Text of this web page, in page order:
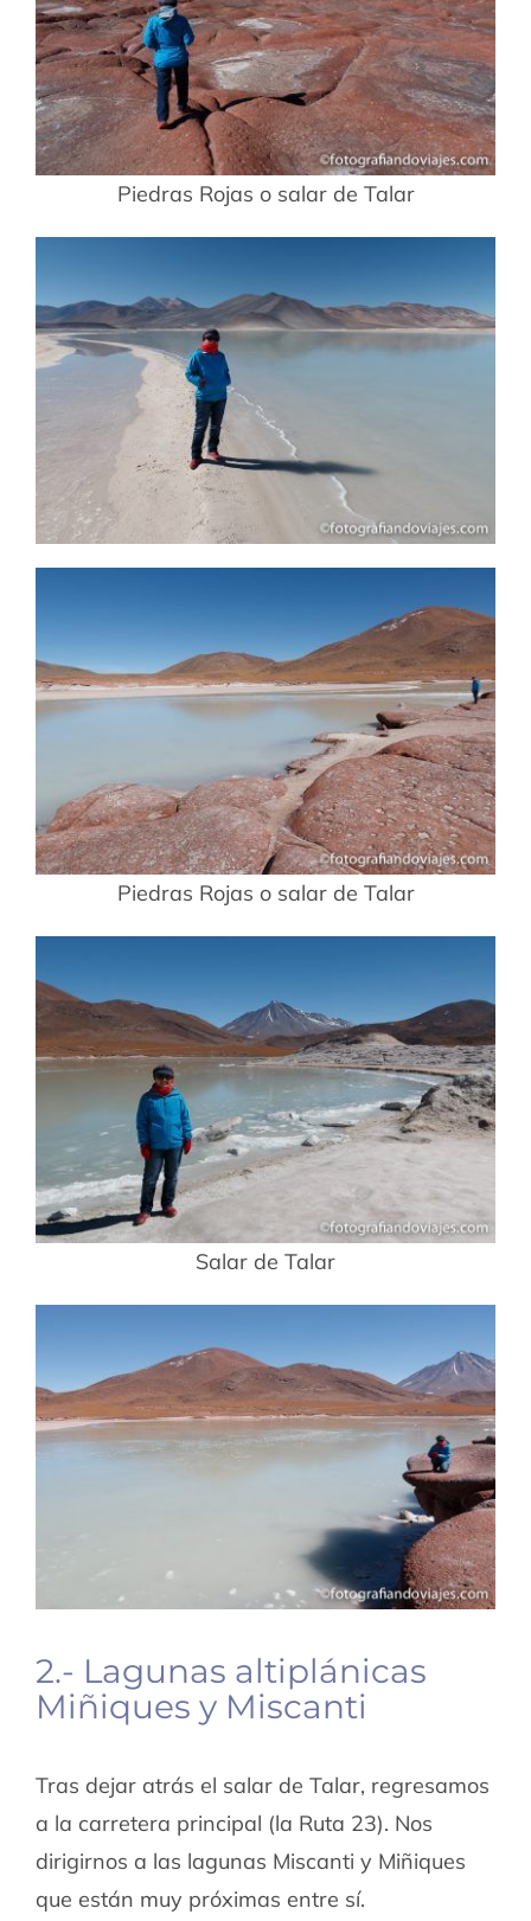
Piedras Rojas o salar de Talar
Piedras Rojas o salar de Talar
Salar de Talar
2.- Lagunas altiplánicas
Miñiques y Miscanti
Tras dejar atrás el salar de Talar, regresamos
a la carretera principal (la Ruta 23). Nos
dirigirnos a las lagunas Miscanti y Miñiques
que están muy próximas entre sí.